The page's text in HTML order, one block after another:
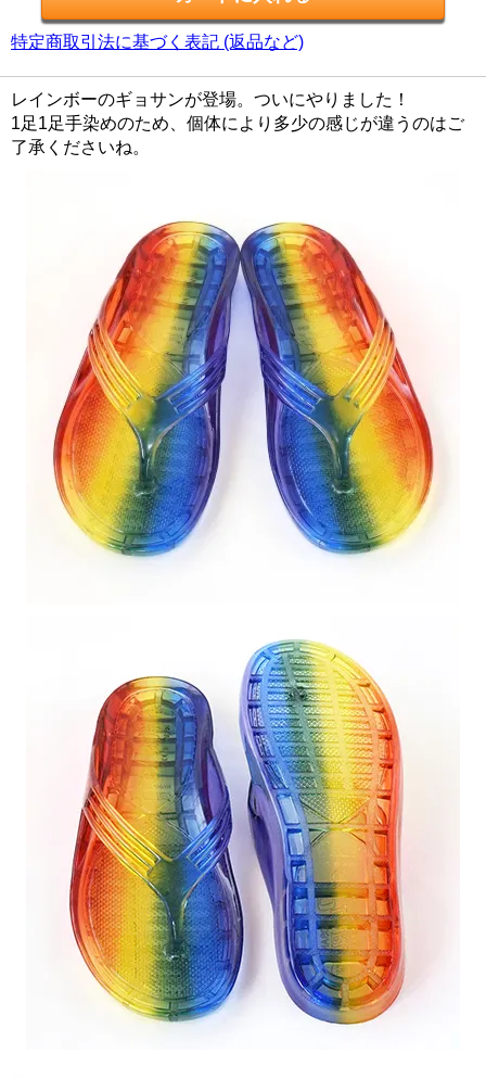
特定商取引法に基づく表記 (返品など)
レインボーのギョサンが登場。ついにやりました！
1足1足手染めのため、個体により多少の感じが違うのはご
了承くださいね。